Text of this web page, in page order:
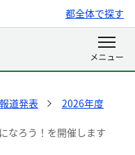
都全体で探す
報道発表
2026年度
なろう！を開催します